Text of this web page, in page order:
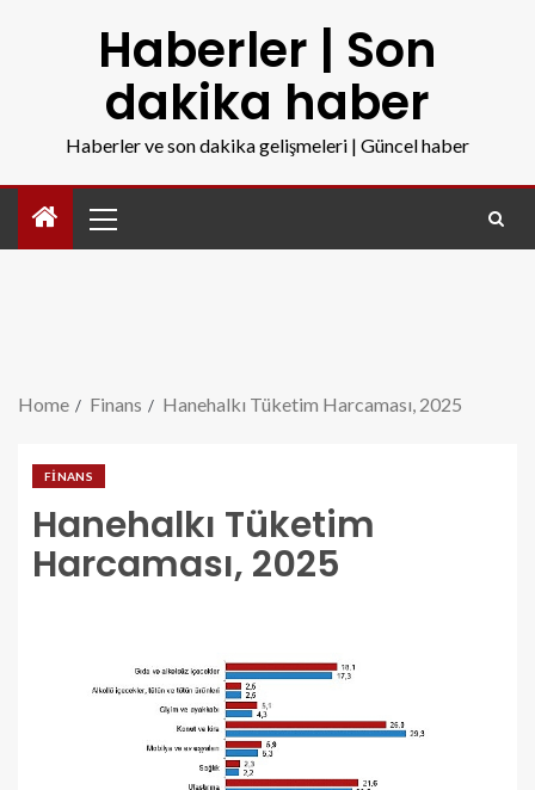
Haberler | Son
dakika haber
Haberler ve son dakika gelişmeleri | Güncel haber
Home Finans Hanehalkı Tüketim Harcaması, 2025
FINANS
Hanehalkı Tüketim
Harcaması, 2025